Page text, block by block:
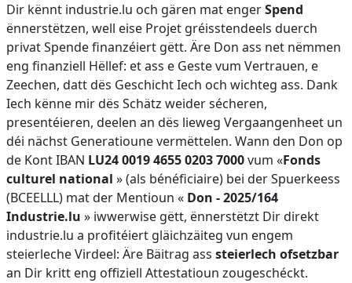
Dir kënnt industrie.lu och gären mat engerSpend
ënnerstëtzen, well eise Projet gréisstendeels duerch
privat Spende finanzéiert gëtt. Äre Don ass net nëmmen
eng finanziell Hëllef: et ass e Geste vum Vertrauen, e
Zeechen, datt dës Geschicht Iech och wichteg ass. Dank
Iech kënne mir dës Schätz weider sécheren,
presentéieren, deelen an dës lieweg Vergaangenheet un
déi nächst Generatioune vermëttelen. Wann den Don op
de Kont IBAN LU24 0019 4655 0203 7000vum «Fonds
culturel national » (als bénéficiaire) bei der Spuerkeess
(BCEELLL) mat der Mentioun «Don - 2025/164
Industrie.lu » iwwerwise gëtt, ënnerstëtzt Dir direkt
industrie.lu a profitéiert gläichzäiteg vun engem
steierleche Virdeel: Äre Bäitrag ass steierlech ofsetzbar
an Dir kritt eng offiziell Attestatioun zougeschéckt.